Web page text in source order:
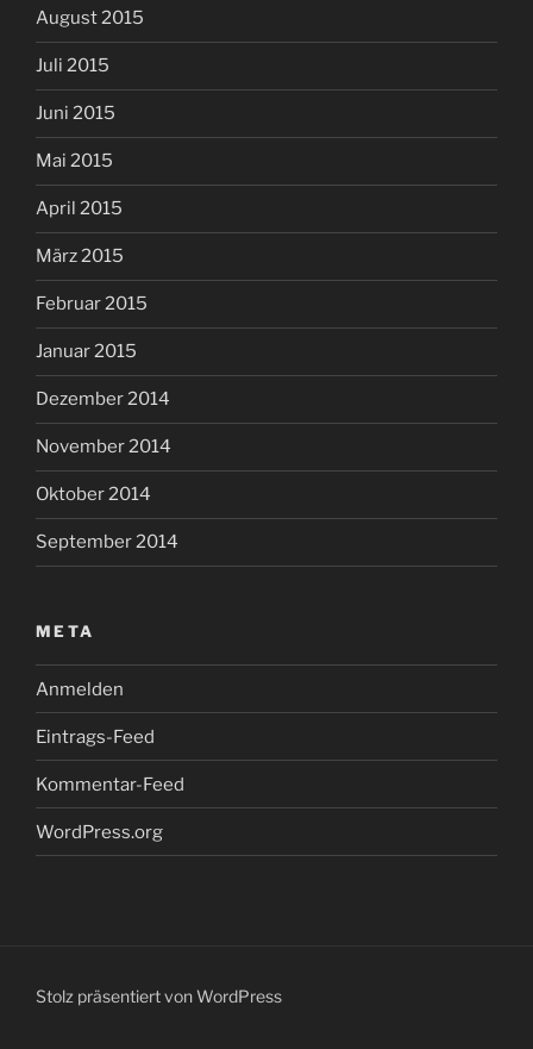
August 2015
Juli 2015
Juni 2015
Mai 2015
April 2015
März 2015
Februar 2015
Januar 2015
Dezember 2014
November 2014
Oktober 2014
September 2014
META
Anmelden
Eintrags-Feed
Kommentar-Feed
WordPress.org
Stolz präsentiert von WordPress